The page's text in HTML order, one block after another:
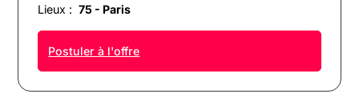
Lieux : 75 - Paris
Postuler à l'offre